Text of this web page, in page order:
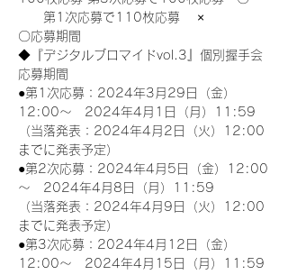
第1次応募で110枚応募　 ×
〇応募期間
◆『デジタルブロマイドvol.3』個別握手会
応募期間
●第1次応募：2024年3月29日（金）
12:00～　2024年4月1日（月）11:59
（当落発表：2024年4月2日（火）12:00
までに発表予定）
●第2次応募：2024年4月5日（金）12:00
～　2024年4月8日（月）11:59
（当落発表：2024年4月9日（火）12:00
までに発表予定）
●第3次応募：2024年4月12日（金）
12:00～　2024年4月15日（月）11:59